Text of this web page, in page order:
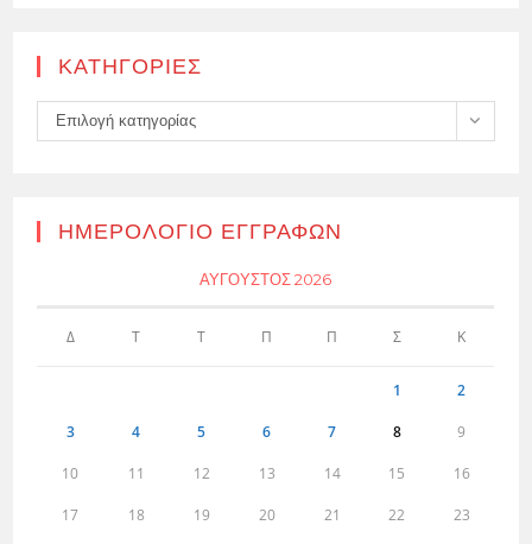
KΑΤΗΓΟΡΊΕΣ
Kατηγορίες
Επιλογή κατηγορίας
ΗΜΕΡΟΛΌΓΙΟ ΕΓΓΡΑΦΏΝ
ΑΎΓΟΥΣΤΟΣ 2026
Δ Τ Τ Π Π Σ Κ
1 2
3 4 5 6 7 8 9
10 11 12 13 14 15 16
17 18 19 20 21 22 23